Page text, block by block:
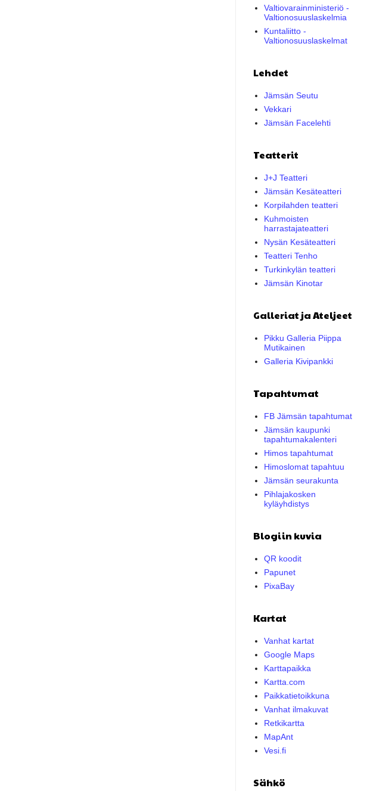
Valtiovarainministeriö -
Valtionosuuslaskelmia
Kuntaliitto -
Valtionosuuslaskelmat
Lehdet
Jämsän Seutu
Vekkari
Jämsän Facelehti
Teatterit
J+J Teatteri
Jämsän Kesäteatteri
Korpilahden teatteri
Kuhmoisten
harrastajateatteri
Nysän Kesäteatteri
Teatteri Tenho
Turkinkylän teatteri
Jämsän Kinotar
Galleriat ja Ateljeet
Pikku Galleria Piippa
Mutikainen
Galleria Kivipankki
Tapahtumat
FB Jämsän tapahtumat
Jämsän kaupunki
tapahtumakalenteri
Himos tapahtumat
Himoslomat tapahtuu
Jämsän seurakunta
Pihlajakosken
kyläyhdistys
Blogiin kuvia
QR koodit
Papunet
PixaBay
Kartat
Vanhat kartat
Google Maps
Karttapaikka
Kartta.com
Paikkatietoikkuna
Vanhat ilmakuvat
Retkikartta
MapAnt
Vesi.fi
Sähkö